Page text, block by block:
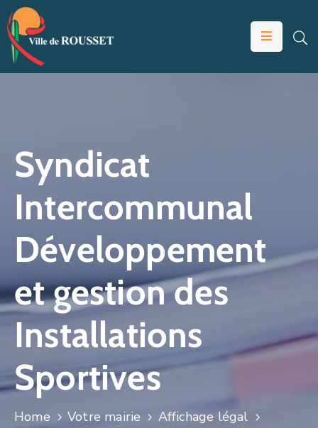
VOTRE
ÉDUCATION
ET
JEUNESSE
SOLIDARITÉS
ANIMATION
CULTURE
SPORTS
Syndicat
Intercommunal
Développement
et gestion des
Installations
Sportives
Home Votre mairie
Affichage légal